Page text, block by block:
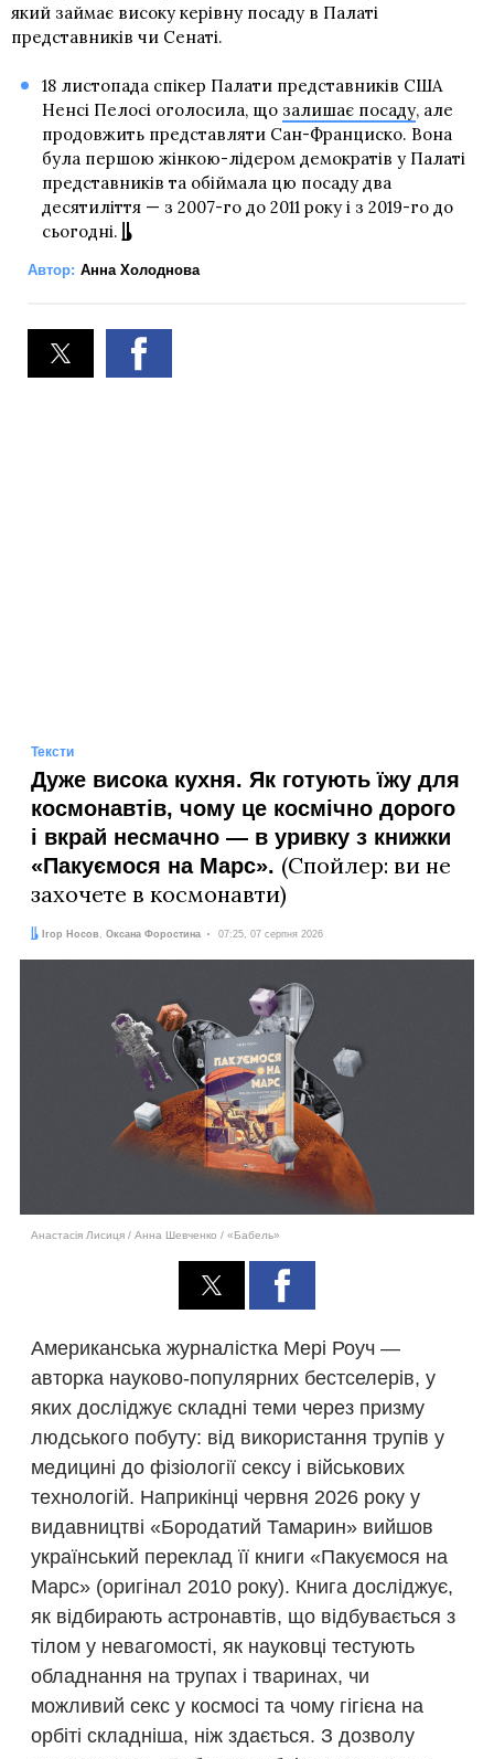
який займає високу керівну посаду в Палаті
представників чи Сенаті.
18 листопада спікер Палати представників США
Ненсі Пелосі оголосила, що залишає посаду, але
продовжить представляти Сан-Франциско. Вона
була першою жінкою-лідером демократів у Палаті
представників та обіймала цю посаду два
десятиліття — з 2007-го до 2011 року і з 2019-го до
сьогодні.
Автор: Анна Холоднова